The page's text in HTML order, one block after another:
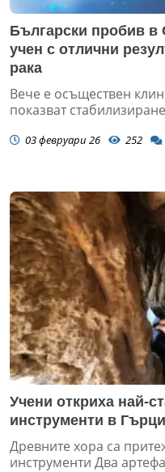
Български пробив
учен с отлични
рака
Вече е осъществен
показват
03 февруари 26 252
Учени откриха най-
инструменти в
Древните хора са
инструменти Два